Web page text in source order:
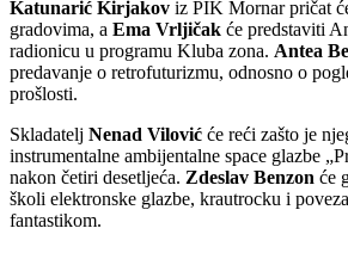
Katunarić Kirjakov iz PIK Mornar pričat
gradovima, a Ema Vrljičak će predstaviti
radionicu u programu Kluba zona. Antea
predavanje o retrofuturizmu, odnosno o
prošlosti.
Skladatelj Nenad Vilović će reći zašto je
instrumentalne ambijentalne space glazbe
nakon četiri desetljeća. Zdeslav Benzon će
školi elektronske glazbe, krautrocku i
fantastikom.